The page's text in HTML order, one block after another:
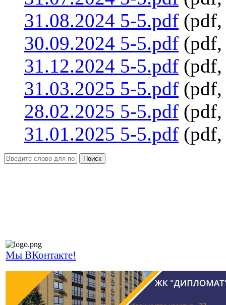
31.08.2024 5-5.pdf
30.09.2024 5-5.pdf
31.12.2024 5-5.pdf
31.03.2025 5-5.pdf
28.02.2025 5-5.pdf
31.01.2025 5-5.pdf
Поиск
Мы ВКонтакте!